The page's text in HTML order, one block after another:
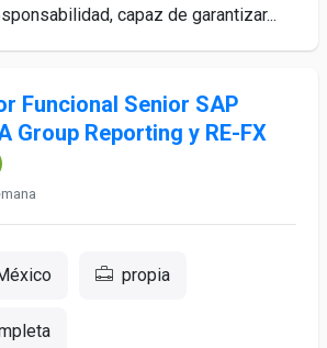
capaz de garantizar...
Funcional Senior SAP
Group Reporting y RE-FX
propia